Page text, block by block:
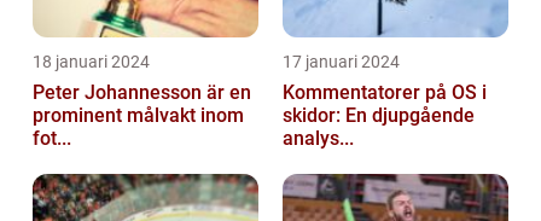
18 januari 2024
Peter Johannesson är en
prominent målvakt inom
fot...
17 januari 2024
Kommentatorer på OS i
skidor: En djupgående
analys...